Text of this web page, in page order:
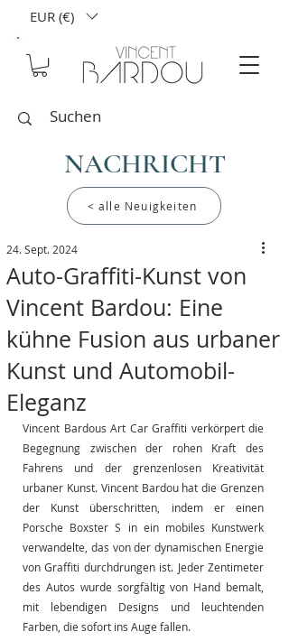
EUR (€)
NACHRICHT
< alle Neuigkeiten
Auto-Graffiti-Kunst von
Vincent Bardou: Eine
kühne Fusion aus urbaner
Kunst und Automobil-
Eleganz
24. Sept. 2024
Vincent Bardous Art Car Graffiti verkörpert die
Begegnung zwischen der rohen Kraft des
Fahrens und der grenzenlosen Kreativität
urbaner Kunst. Vincent Bardou hat die Grenzen
der Kunst überschritten, indem er einen
Porsche Boxster S in ein mobiles Kunstwerk
verwandelte, das von der dynamischen Energie
von Graffiti durchdrungen ist. Jeder Zentimeter
des Autos wurde sorgfältig von Hand bemalt,
mit lebendigen Designs und leuchtenden
Farben, die sofort ins Auge fallen.